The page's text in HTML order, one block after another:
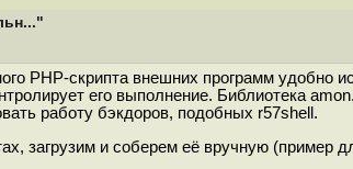
PHP-скрипта внешних программ удобно
его выполнение. Библиотека
работу бэкдоров, подобных r57shell.
загрузим и соберем её вручную (пример